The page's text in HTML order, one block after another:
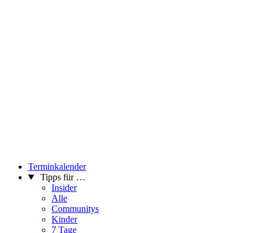
Terminkalender
Tipps für …
Insider
Alle
Communitys
Kinder
7 Tage